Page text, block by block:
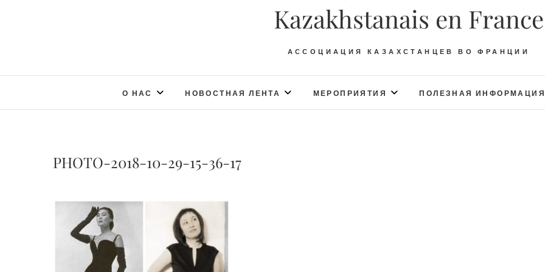
Kazakhstanais en France
АССОЦИАЦИЯ КАЗАХСТАНЦЕВ ВО ФРАНЦИИ
О НАС НОВОСТНАЯ ЛЕНТА МЕРОПРИЯТИЯ ПОЛЕЗНАЯ ИНФОРМАЦИЯ
PHOTO-2018-10-29-15-36-17